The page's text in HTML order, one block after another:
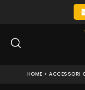
HOME >ACCESSORI